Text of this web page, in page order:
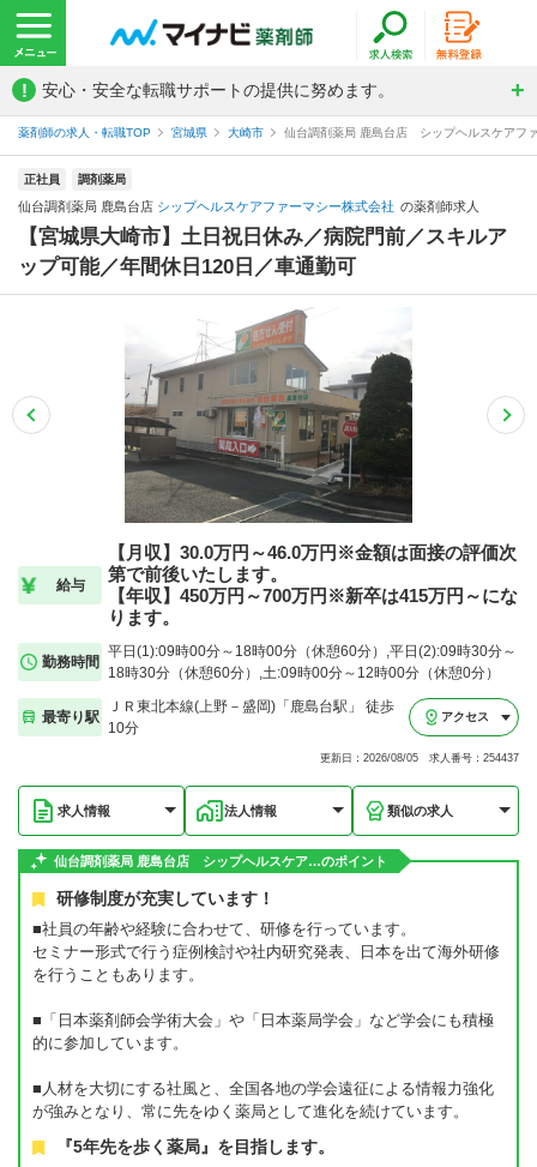
! 安心・安全な転職サポートの提供に努めます。
薬剤師の求人・転職TOP 宮城県 大崎市 仙台調剤薬局 鹿島台店 シップヘルスケアフ
正社員 調剤薬局
仙台調剤薬局 鹿島台店 シップヘルスケアファーマシー株式会社 の薬剤師求人
【宮城県大崎市】土日祝日休み／病院門前／スキルア
ップ可能／年間休日120日／車通勤可
給与
【月収】30.0万円～46.0万円※金額は面接の評価次
第で前後いたします。
【年収】450万円～700万円※新卒は415万円～にな
ります。
勤務時間
平日(1):09時00分～18時00分（休憩60分）,平日(2):09時30分～
18時30分（休憩60分）,土:09時00分～12時00分（休憩0分）
最寄り駅
ＪＲ東北本線(上野－盛岡)「鹿島台駅」 徒歩
10分
アクセス
更新日：2026/08/05 求人番号：254437
求人情報 法人情報 類似の求人
仙台調剤薬局 鹿島台店 シップヘルスケア…のポイント
研修制度が充実しています！
■社員の年齢や経験に合わせて、研修を行っています。
セミナー形式で行う症例検討や社内研究発表、日本を出て海外研修
を行うこともあります。
■「日本薬剤師会学術大会」や「日本薬局学会」など学会にも積極
的に参加しています。
■人材を大切にする社風と、全国各地の学会遠征による情報力強化
が強みとなり、常に先をゆく薬局として進化を続けています。
『5年先を歩く薬局』を目指します。